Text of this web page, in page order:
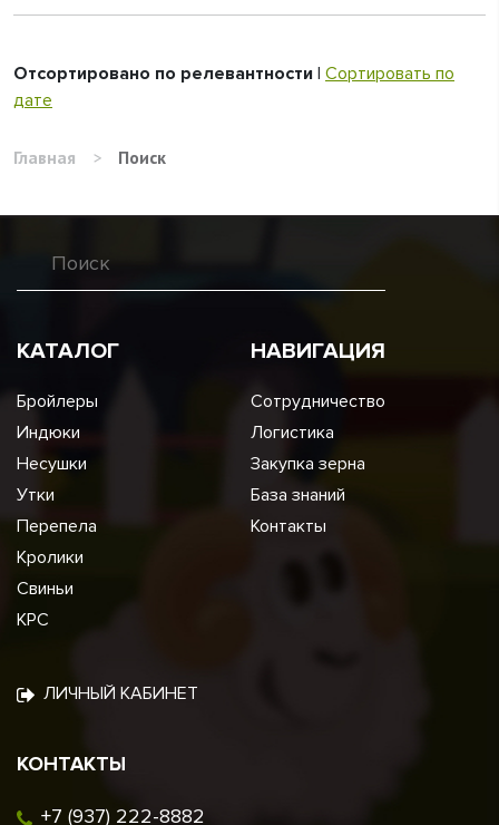
Отсортировано по релевантности | Сортировать по
дате
Главная > Поиск
КАТАЛОГ
Бройлеры
Индюки
Несушки
Утки
Перепела
Кролики
Свиньи
КРС
НАВИГАЦИЯ
Сотрудничество
Логистика
Закупка зерна
База знаний
Контакты
ЛИЧНЫЙ КАБИНЕТ
КОНТАКТЫ
+7 (937) 222-8882